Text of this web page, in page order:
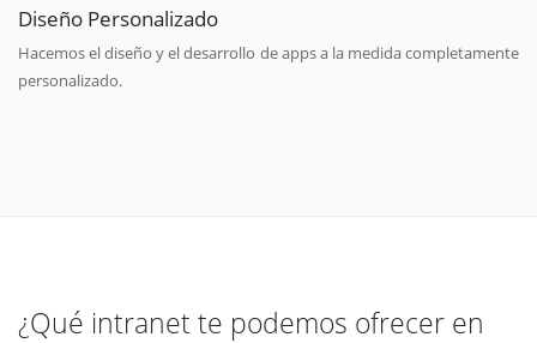
Diseño Personalizado
Hacemos el diseño y el desarrollo de apps a la medida completamente
personalizado.
¿Qué intranet te podemos ofrecer en